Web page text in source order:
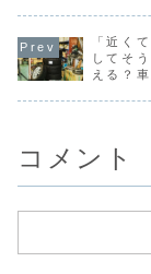
ったほど成果が出
ませんか？Meta
広告
（Instagram・
Facebook広告）
は、設定次第で大
「近く
してそ
える？
コメント